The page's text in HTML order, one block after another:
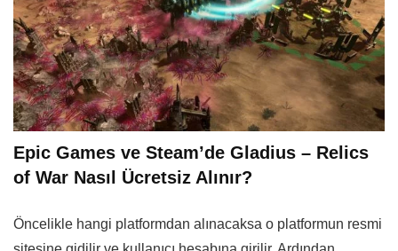
Epic Games ve Steam’de Gladius – Relics
of War Nasıl Ücretsiz Alınır?
Öncelikle hangi platformdan alınacaksa o platformun resmi